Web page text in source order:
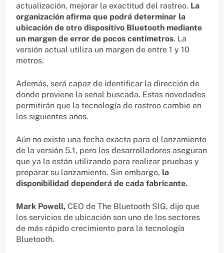
actualización, mejorar la exactitud del rastreo. La
organización afirma que podrá determinar la
ubicación de otro dispositivo Bluetooth mediante
un margen de error de pocos centímetros. La
versión actual utiliza un margen de entre 1 y 10
metros.
Además, será capaz de identificar la dirección de
donde proviene la señal buscada. Estas novedades
permitirán que la tecnología de rastreo cambie en
los siguientes años.
Aún no existe una fecha exacta para el lanzamiento
de la versión 5.1, pero los desarrolladores aseguran
que ya la están utilizando para realizar pruebas y
preparar su lanzamiento. Sin embargo, la
disponibilidad dependerá de cada fabricante.
Mark Powell, CEO de The Bluetooth SIG, dijo que
los servicios de ubicación son uno de los sectores
de más rápido crecimiento para la tecnología
Bluetooth.